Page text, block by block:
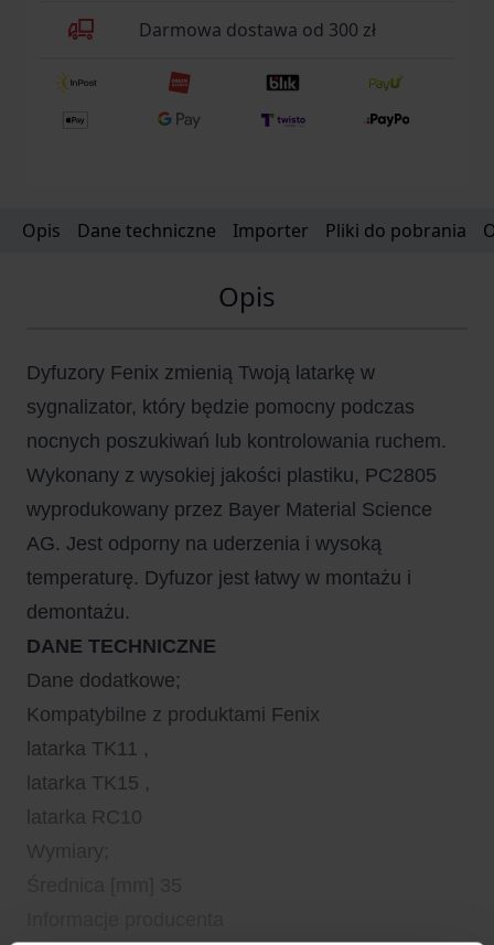
Darmowa dostawa od 300 zł
Opis Dane techniczne Importer Pliki do pobrania
Opis
Dyfuzory Fenix zmienią Twoją latarkę w
sygnalizator, który będzie pomocny podczas
nocnych poszukiwań lub kontrolowania ruchem.
Wykonany z wysokiej jakości plastiku, PC2805
wyprodukowany przez Bayer Material Science
AG. Jest odporny na uderzenia i wysoką
temperaturę. Dyfuzor jest łatwy w montażu i
demontażu.
DANE TECHNICZNE
Dane dodatkowe;
Kompatybilne z produktami Fenix
latarka TK11 ,
latarka TK15 ,
latarka RC10
Wymiary;